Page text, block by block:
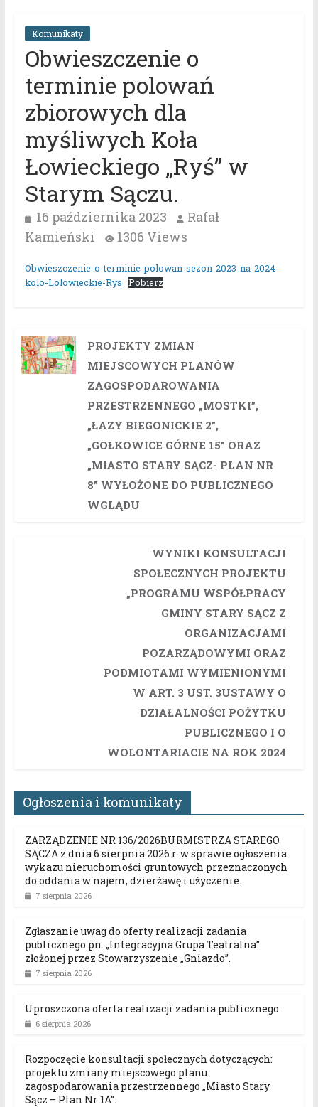
Komunikaty
Obwieszczenie o
terminie polowań
zbiorowych dla
myśliwych Koła
Łowieckiego „Ryś” w
Starym Sączu.
16 października 2023
Rafał
Kamieński
1306 Views
Obwieszczenie-o-terminie-polowan-sezon-2023-na-2024-
kolo-Lolowieckie-Rys
Pobierz
PROJEKTY ZMIAN
MIEJSCOWYCH PLANÓW
ZAGOSPODAROWANIA
PRZESTRZENNEGO „MOSTKI”,
„ŁAZY BIEGONICKIE 2”,
„GOŁKOWICE GÓRNE 15” ORAZ
„MIASTO STARY SĄCZ- PLAN NR
8” WYŁOŻONE DO PUBLICZNEGO
WGLĄDU
WYNIKI KONSULTACJI
SPOŁECZNYCH PROJEKTU
„PROGRAMU WSPÓŁPRACY
GMINY STARY SĄCZ Z
ORGANIZACJAMI
POZARZĄDOWYMI ORAZ
PODMIOTAMI WYMIENIONYMI
W ART. 3 UST. 3USTAWY O
DZIAŁALNOŚCI POŻYTKU
PUBLICZNEGO I O
WOLONTARIACIE NA ROK 2024
Ogłoszenia i komunikaty
ZARZĄDZENIE NR 136/2026BURMISTRZA STAREGO
SĄCZA z dnia 6 sierpnia 2026 r. w sprawie ogłoszenia
wykazu nieruchomości gruntowych przeznaczonych
do oddania w najem, dzierżawę i użyczenie.
7 sierpnia 2026
Zgłaszanie uwag do oferty realizacji zadania
publicznego pn. „Integracyjna Grupa Teatralna”
złożonej przez Stowarzyszenie „Gniazdo”.
7 sierpnia 2026
Uproszczona oferta realizacji zadania publicznego.
6 sierpnia 2026
Rozpoczęcie konsultacji społecznych dotyczących:
projektu zmiany miejscowego planu
zagospodarowania przestrzennego „Miasto Stary
Sącz – Plan Nr 1A”.